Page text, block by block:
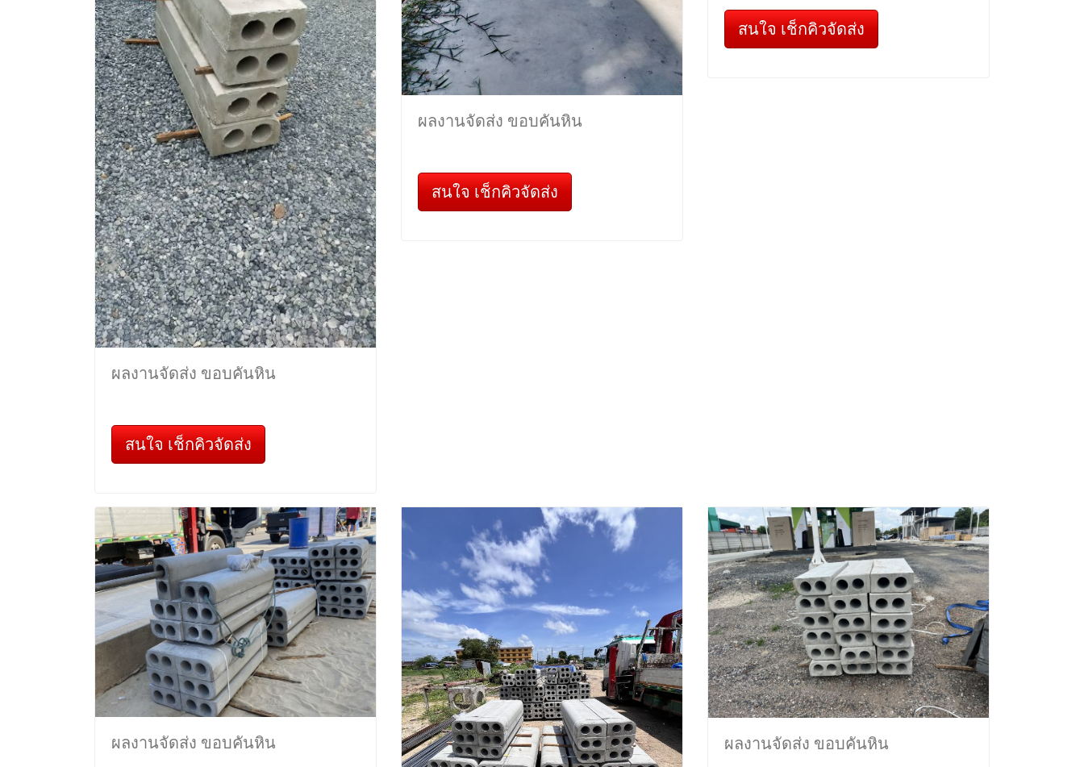
ผลงานจัดส่ง ขอบคันหิน
สนใจ เช็กคิวจัดส่ง
ผลงานจัดส่ง ขอบคันหิน
สนใจ เช็กคิวจัดส่ง
สนใจ เช็กคิวจัดส่ง
ผลงานจัดส่ง ขอบคันหิน ผลงานจัดส่ง ขอบคันหิน